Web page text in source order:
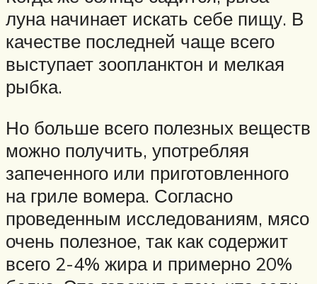
луна начинает искать себе пищу. В
качестве последней чаще всего
выступает зоопланктон и мелкая
рыбка.
Но больше всего полезных веществ
можно получить, употребляя
запеченного или приготовленного
на гриле вомера. Согласно
проведенным исследованиям, мясо
очень полезное, так как содержит
всего 2-4% жира и примерно 20%